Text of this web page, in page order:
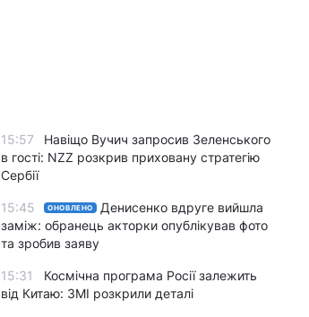
15:57
Навіщо Вучич запросив Зеленського
в гості: NZZ розкрив приховану стратегію
Сербії
15:45 ОНОВЛЕНО
Денисенко вдруге вийшла
заміж: обранець акторки опублікував фото
та зробив заяву
15:31
Космічна програма Росії залежить
від Китаю: ЗМІ розкрили деталі